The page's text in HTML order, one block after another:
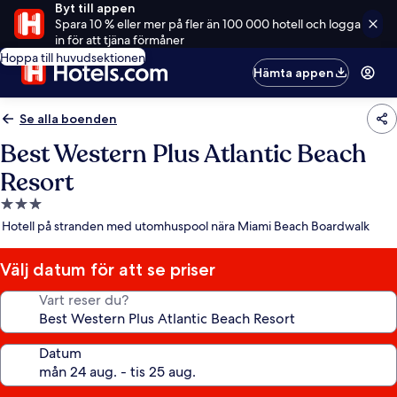
Byt till appen
Spara 10 % eller mer på fler än 100 000 hotell och logga
in för att tjäna förmåner
Hoppa till huvudsektionen
Hämta appen
Se alla boenden
Best Western Plus Atlantic Beach
Resort
3.0-
stjärnigt
Hotell på stranden med utomhuspool nära Miami Beach Boardwalk
Välj datum för att se priser
Vart reser du?
Datum